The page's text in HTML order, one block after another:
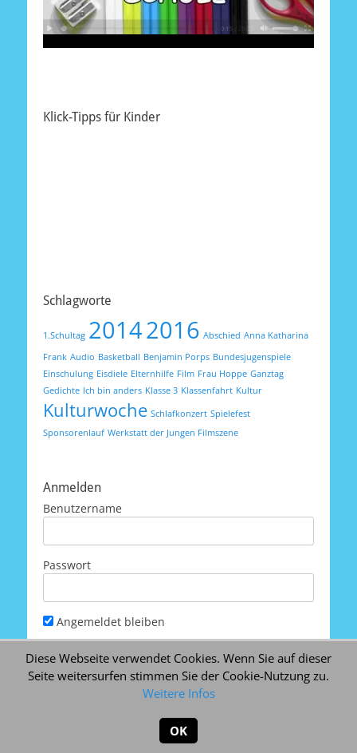
Klick-Tipps für Kinder
Schlagworte
1.Schultag 20142016 Abschied Anna Katharina
Frank Audio Basketball Benjamin Porps Bundesjugenspiele
Einschulung Eisdiele Elternhilfe Film Frau Hoppe Ganztag
Gedichte Ich bin anders Klasse 3 Klassenfahrt Kultur
Kulturwoche Schlafkonzert Spielefest
Sponsorenlauf Werkstatt der Jungen Filmszene
Anmelden
Benutzername
Passwort
Angemeldet bleiben
Passwort vergessen
Schule Schenkelsberg
vorbehalten. | Catch Responsive nach
Diese Webseite verwendet Cookies. Wenn Sie auf dieser
Seite weitersurfen stimmen Sie der Cookie-Nutzung zu.
Weitere Infos
OK